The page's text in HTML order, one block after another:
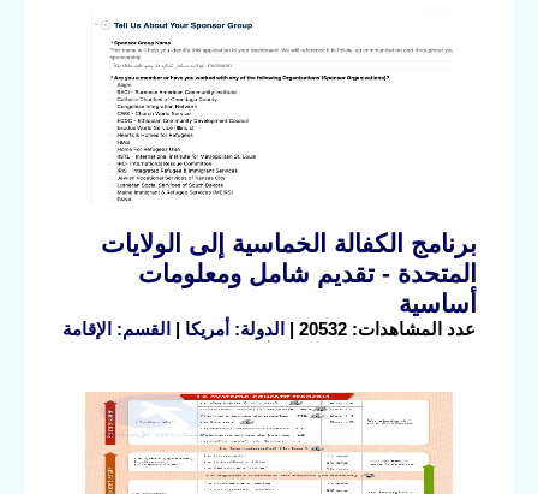
برنامج الكفالة الخماسية إلى الولايات
المتحدة - تقديم شامل ومعلومات
أساسية
عدد المشاهدات: 20532 | الدولة: أمريكا | القسم: الإقامة